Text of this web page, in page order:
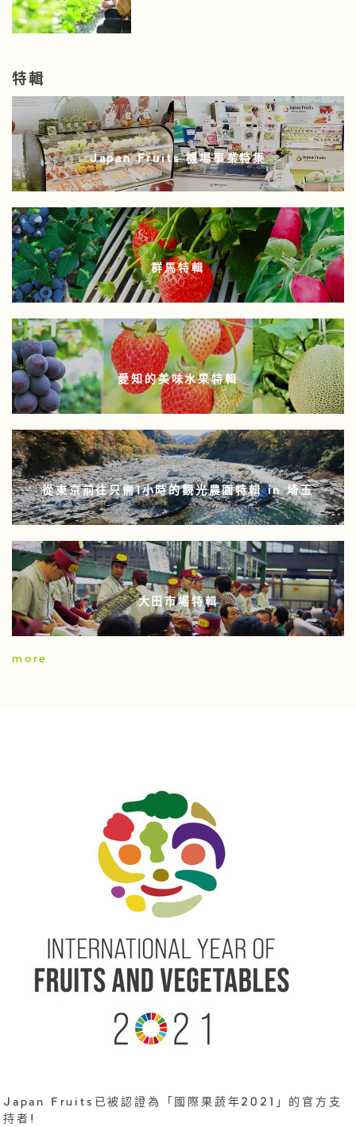
特輯
Japan Fruits 機場事業特集
群馬特輯
愛知的美味水果特輯
從東京前往只需1小時的觀光農園特輯 in 埼玉
大田市場特輯
more
Japan Fruits已被認證為「國際果蔬年2021」的官方支
持者!